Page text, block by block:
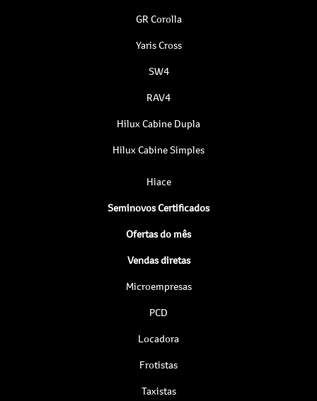
GR Corolla
Yaris Cross
SW4
RAV4
Hilux Cabine Dupla
Hilux Cabine Simples
Hiace
Seminovos Certificados
Ofertas do mês
Vendas diretas
Microempresas
PCD
Locadora
Frotistas
Taxistas